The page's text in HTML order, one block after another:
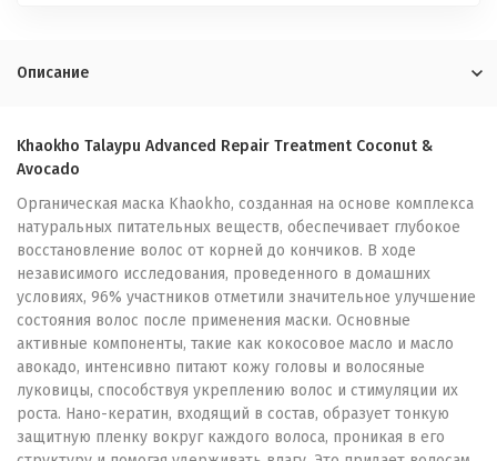
Описание
Khaokho Talaypu Advanced Repair Treatment Coconut &
Avocado
Органическая маска Khaokho, созданная на основе комплекса
натуральных питательных веществ, обеспечивает глубокое
восстановление волос от корней до кончиков. В ходе
независимого исследования, проведенного в домашних
условиях, 96% участников отметили значительное улучшение
состояния волос после применения маски. Основные
активные компоненты, такие как кокосовое масло и масло
авокадо, интенсивно питают кожу головы и волосяные
луковицы, способствуя укреплению волос и стимуляции их
роста. Нано-кератин, входящий в состав, образует тонкую
защитную пленку вокруг каждого волоса, проникая в его